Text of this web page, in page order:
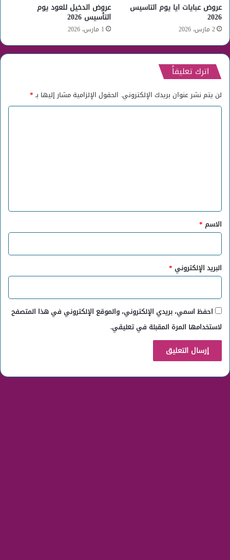
عروض عبايات ايا يوم التاسيس
2026
2 مارس، 2026
عروض الدخيل للعود يوم
التأسيس 2026
1 مارس، 2026
اترك تعليقاً
لن يتم نشر عنوان بريدك الإلكتروني. الحقول الإلزامية مشار إليها بـ*
*
الاسم *
البريد الإلكتروني *
احفظ اسمي، بريدي الإلكتروني، والموقع الإلكتروني في هذا المتصفح
لاستخدامها المرة المقبلة في تعليقي.